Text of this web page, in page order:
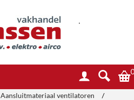
.
Aansluitmateriaal ventilatoren
/